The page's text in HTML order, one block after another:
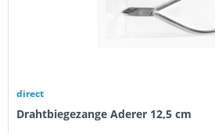
direct
Drahtbiegezange Aderer 12,5 cm